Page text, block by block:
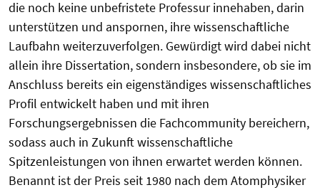
die noch keine unbefristete Professur innehaben, darin
unterstützen und anspornen, ihre wissenschaftliche
Laufbahn weiterzuverfolgen. Gewürdigt wird dabei nicht
allein ihre Dissertation, sondern insbesondere, ob sie im
Anschluss bereits ein eigenständiges wissenschaftliches
Profil entwickelt haben und mit ihren
Forschungsergebnissen die Fachcommunity bereichern,
sodass auch in Zukunft wissenschaftliche
Spitzenleistungen von ihnen erwartet werden können.
Benannt ist der Preis seit 1980 nach dem Atomphysiker